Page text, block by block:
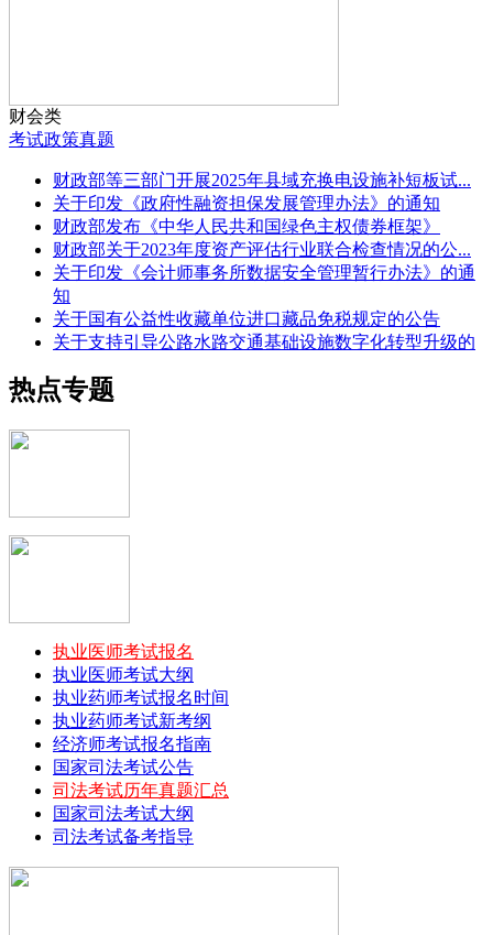
财会类
考试政策真题
财政部等三部门开展2025年县域充换电设施补短板试...
关于印发《政府性融资担保发展管理办法》的通知
财政部发布《中华人民共和国绿色主权债券框架》
财政部关于2023年度资产评估行业联合检查情况的公...
关于印发《会计师事务所数据安全管理暂行办法》的通
知
关于国有公益性收藏单位进口藏品免税规定的公告
关于支持引导公路水路交通基础设施数字化转型升级的
关于支持建设现代商贸流通体系试点城市的通知
2017年注册会计师全国统一考试大纲（专业阶段考试...
会计从业资格考试《财经法规与会计职业道德》大纲
2017注册会计师《风险管理》真题及答案汇总
2017年注册会计师考试《经济法》真题及答案汇总
2017年注册会计师考试《审计》真题(更新完)
2017年注册会计师考试《税法》真题及答案汇总
2017年注册会计师考试《审计》真题及答案汇总
2017年注册会计师考试《会计》真题及答案汇总
2017注册会计师《财务成本管理》真题及答案汇总
2017注册会计师考试《风险管理》真题及答案
热点专题
执业医师考试报名
执业医师考试大纲
执业药师考试报名时间
执业药师考试新考纲
经济师考试报名指南
国家司法考试公告
司法考试历年真题汇总
国家司法考试大纲
司法考试备考指导